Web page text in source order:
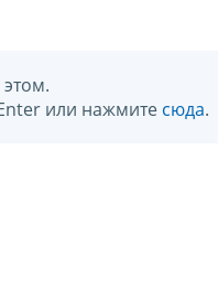
или нажмите сюда.